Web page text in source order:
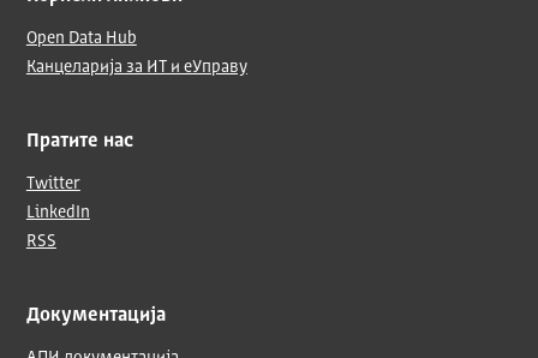
Open Data Hub
Канцеларија за ИТ и еУправу
Пратите нас
Twitter
LinkedIn
RSS
Документација